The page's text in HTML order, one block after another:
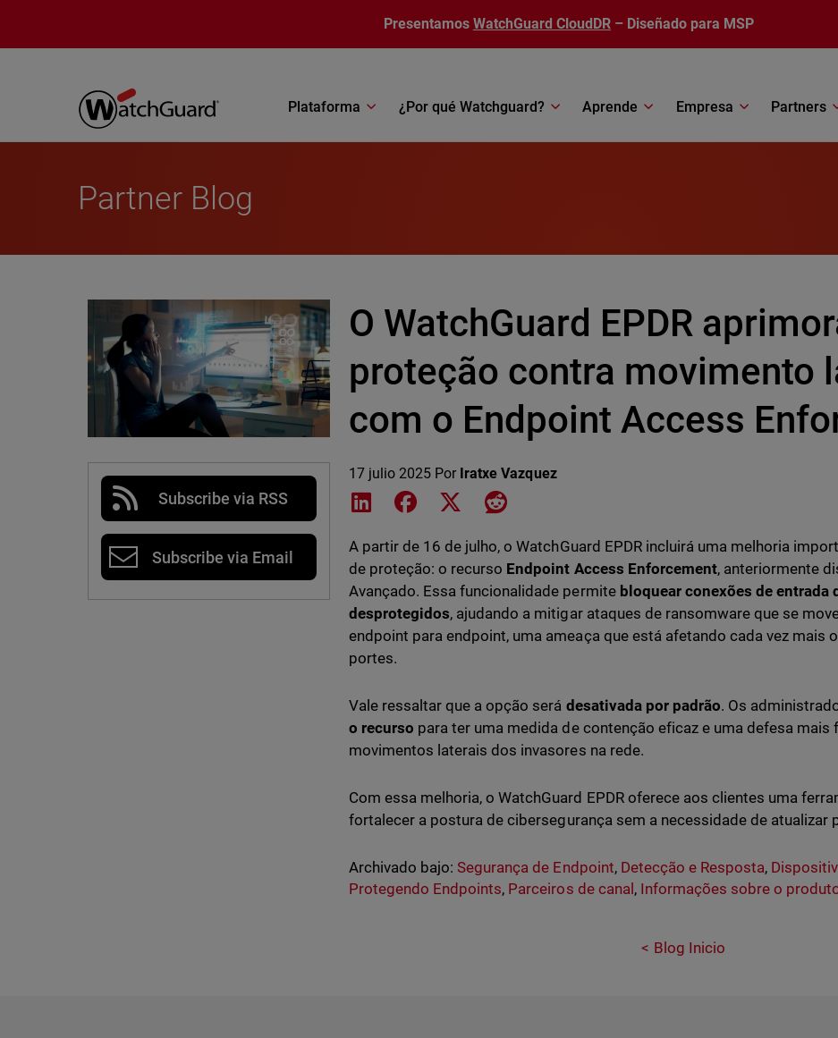
Presentamos WatchGuard CloudDR – Diseñado para MSP
Plataforma ¿Por qué Watchguard? Aprende Empresa Partners
Partner Blog
Subscribe via RSS
Subscribe via Email
O WatchGuard EPDR
proteção contra movimento
com o Endpoint Access
17 julio 2025 Por Iratxe Vazquez
Share on LinkedIn
Share on Facebook
Share on XShare on Reddit
A partir de 16 de julho, o WatchGuard EPDR incluirá uma melhoria
de proteção: o recurso Endpoint Access Enforcement, anteriormente
Avançado. Essa funcionalidade permite bloquear conexões de entrada
desprotegidos, ajudando a mitigar ataques de ransomware que se
endpoint para endpoint, uma ameaça que está afetando cada vez mais
portes.
Vale ressaltar que a opção será desativada por padrão. Os
o recurso para ter uma medida de contenção eficaz e uma defesa
movimentos laterais dos invasores na rede.
Com essa melhoria, o WatchGuard EPDR oferece aos clientes uma
fortalecer a postura de cibersegurança sem a necessidade de atualizar
Archivado bajo: Segurança de Endpoint, Detecção e Resposta,
Protegendo Endpoints, Parceiros de canal , Informações sobre o
Blog Inicio